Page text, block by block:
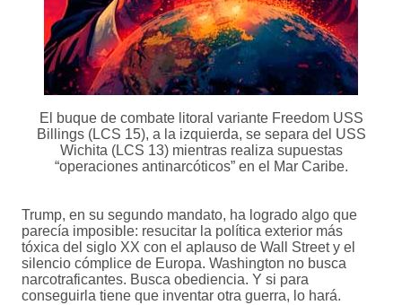
El buque de combate litoral variante Freedom USS
Billings (LCS 15), a la izquierda, se separa del USS
Wichita (LCS 13) mientras realiza supuestas
“operaciones antinarcóticos” en el Mar Caribe.
Trump, en su segundo mandato, ha logrado algo que
parecía imposible: resucitar la política exterior más
tóxica del siglo XX con el aplauso de Wall Street y el
silencio cómplice de Europa. Washington no busca
narcotraficantes. Busca obediencia. Y si para
conseguirla tiene que inventar otra guerra, lo hará.